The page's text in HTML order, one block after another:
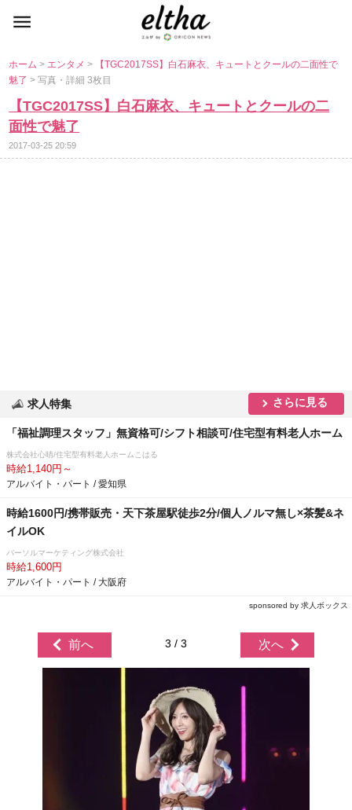
ホーム> エンタメ>
【TGC2017SS】白石麻衣、キュートとクールの二面性で
魅了> 写真・詳細 3枚目
【TGC2017SS】白石麻衣、キュートとクールの二
面性で魅了
2017-03-25 20:59
求人特集 さらに見る
「福祉調理スタッフ」無資格可/シフト相談可/住宅型有料老人ホーム
株式会社心晴/住宅型有料老人ホームこはる
時給1,140円～
アルバイト・パート / 愛知県
時給1600円/携帯販売・天下茶屋駅徒歩2分/個人ノルマ無し×茶髪&ネ
イルOK
パーソルマーケティング株式会社
時給1,600円
アルバイト・パート / 大阪府
sponsored by 求人ボックス
前へ 3 / 3 次へ